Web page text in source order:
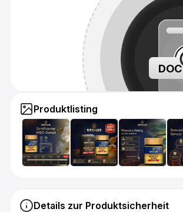
DOC
Produktlisting
Details zur Produktsicherheit